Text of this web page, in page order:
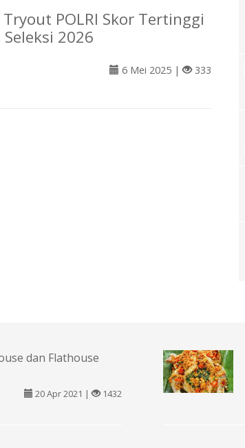
POLRI Skor Tertinggi
2026
6 Mei 2025 | 333
dan Flathouse
20 Apr 2021 | 1432